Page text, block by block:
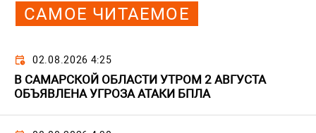
САМОЕ ЧИТАЕМОЕ
02.08.2026 4:25
В САМАРСКОЙ ОБЛАСТИ УТРОМ 2 АВГУСТА
ОБЪЯВЛЕНА УГРОЗА АТАКИ БПЛА